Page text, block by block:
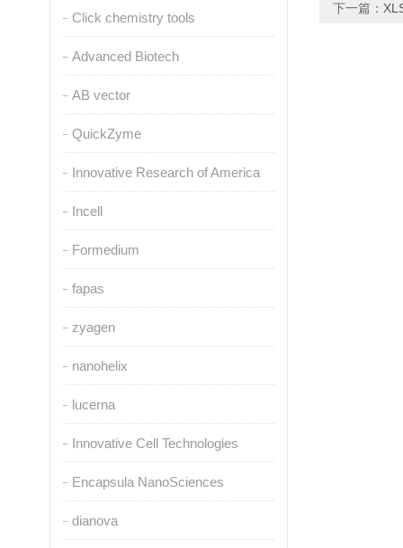
Click chemistry tools
Advanced Biotech
AB vector
QuickZyme
Innovative Research of America
Incell
Formedium
fapas
zyagen
nanohelix
lucerna
Innovative Cell Technologies
Encapsula NanoSciences
dianova
下一篇：